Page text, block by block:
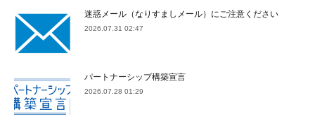
迷惑メール（なりすましメール）にご注意ください
2026.07.31 02:47
パートナーシップ構築宣言
2026.07.28 01:29